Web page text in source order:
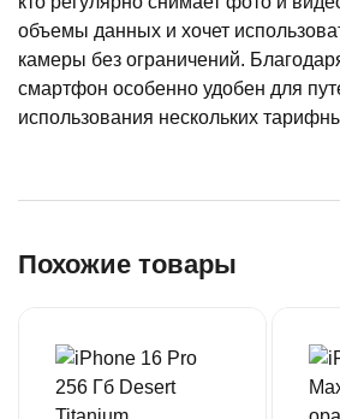
объемы данных и хочет
камеры без ограничений.
смартфон особенно удобен для
использования нескольких
Похожие товары